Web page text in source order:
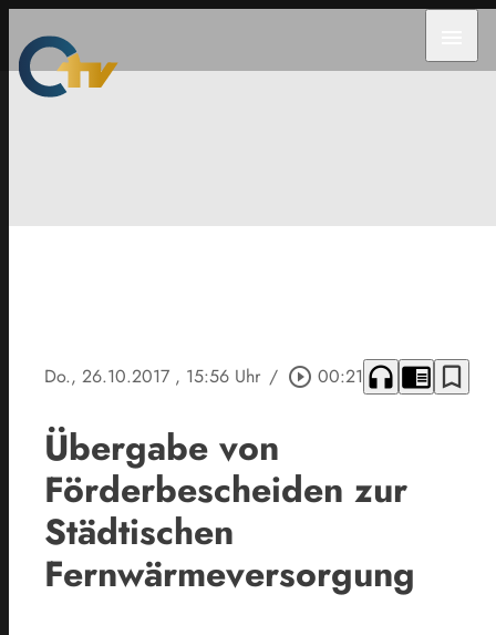
Do., 26.10.2017 , 15:56 Uhr / play_circle_outline 00:21 headphones chrome_reader_mode bookmark_border
Übergabe von
Förderbescheiden zur
Städtischen
Fernwärmeversorgung